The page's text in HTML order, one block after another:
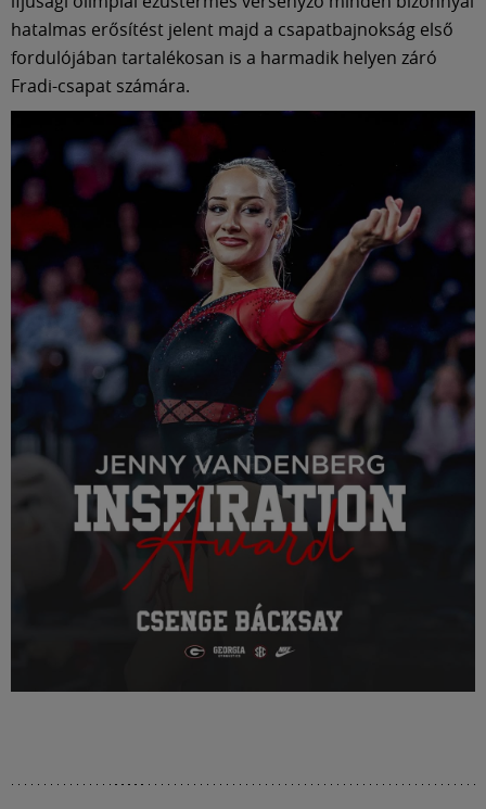
hatalmas erősítést jelent majd a csapatbajnokság első
fordulójában tartalékosan is a harmadik helyen záró
Fradi-csapat számára.